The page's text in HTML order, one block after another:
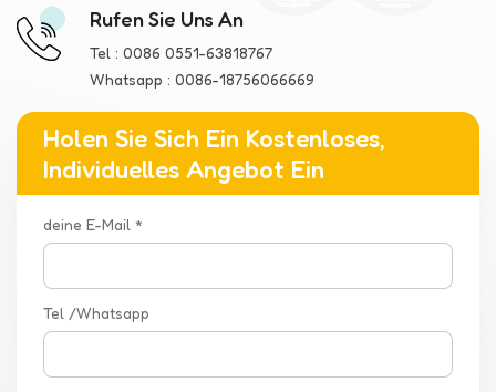
Rufen Sie Uns An
Tel : 0086 0551-63818767
Whatsapp : 0086-18756066669
Holen Sie Sich Ein Kostenloses,
Individuelles Angebot Ein
deine E-Mail *
Tel /Whatsapp